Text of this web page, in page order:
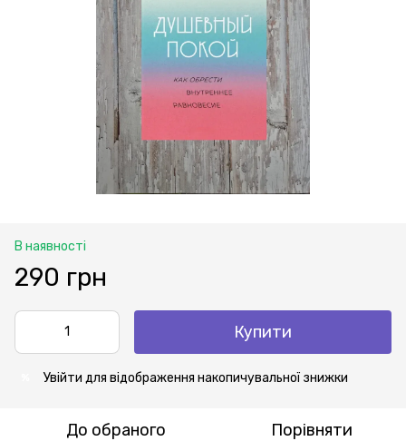
В наявності
290 грн
Купити
Увійти для відображення накопичувальної знижки
До обраного Порівняти